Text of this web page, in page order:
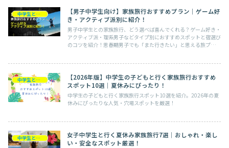
中学生との旅行
【男子中学生向け】家族旅行おすすめプラン｜ゲーム好
き・アクティブ派別に紹介！
男子中学生との家族旅行、どう選べば喜んでくれる？ゲーム好き・
アクティブ派・理系男子などタイプ別におすすめスポットと宿選び
のコツを紹介！思春期男子でも「また行きたい」と思える旅プラン
中学生との旅行
【2026年版】中学生の子どもと行く家族旅行おすすめ
スポット10選｜夏休みにぴったり！
中学生の子どもと行く家族旅行スポット10選を紹介。2026年の夏
休みにぴったりな人気・穴場スポットを厳選！
中学生との旅行
女子中学生と行く夏休み家族旅行7選｜おしゃれ・楽し
い・安全なスポット厳選！